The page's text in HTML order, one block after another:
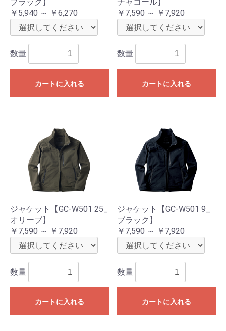
￥5,940 ～ ￥6,270
数量
カートに入れる
￥7,590 ～ ￥7,920
数量
カートに入れる
ジャケット【GC-W501 25_
オリーブ】
￥7,590 ～ ￥7,920
数量
カートに入れる
ジャケット【GC-W501 9_
ブラック】
￥7,590 ～ ￥7,920
数量
カートに入れる